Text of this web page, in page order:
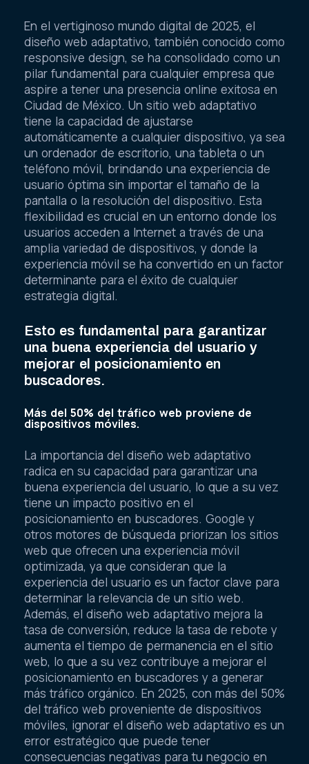
En el vertiginoso mundo digital de 2025, el
diseño web adaptativo, también conocido como
responsive design, se ha consolidado como un
pilar fundamental para cualquier empresa que
aspire a tener una presencia online exitosa en
Ciudad de México. Un sitio web adaptativo
tiene la capacidad de ajustarse
automáticamente a cualquier dispositivo, ya sea
un ordenador de escritorio, una tableta o un
teléfono móvil, brindando una experiencia de
usuario óptima sin importar el tamaño de la
pantalla o la resolución del dispositivo. Esta
flexibilidad es crucial en un entorno donde los
usuarios acceden a Internet a través de una
amplia variedad de dispositivos, y donde la
experiencia móvil se ha convertido en un factor
determinante para el éxito de cualquier
estrategia digital.
Esto es fundamental para garantizar
una buena experiencia del usuario y
mejorar el posicionamiento en
buscadores.
Más del 50% del tráfico web proviene de
dispositivos móviles.
La importancia del diseño web adaptativo
radica en su capacidad para garantizar una
buena experiencia del usuario, lo que a su vez
tiene un impacto positivo en el
posicionamiento en buscadores. Google y
otros motores de búsqueda priorizan los sitios
web que ofrecen una experiencia móvil
optimizada, ya que consideran que la
experiencia del usuario es un factor clave para
determinar la relevancia de un sitio web.
Además, el diseño web adaptativo mejora la
tasa de conversión, reduce la tasa de rebote y
aumenta el tiempo de permanencia en el sitio
web, lo que a su vez contribuye a mejorar el
posicionamiento en buscadores y a generar
más tráfico orgánico. En 2025, con más del 50%
del tráfico web proveniente de dispositivos
móviles, ignorar el diseño web adaptativo es un
error estratégico que puede tener
consecuencias negativas para tu negocio en